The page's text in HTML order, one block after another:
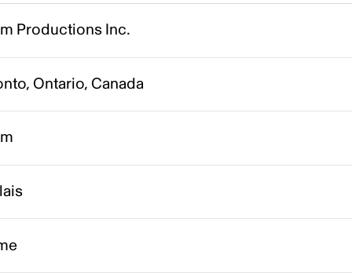
Productions Inc.
Ontario, Canada